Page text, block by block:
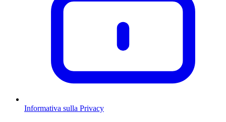
Informativa sulla Privacy